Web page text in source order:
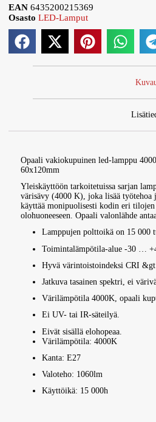
EAN6435200215369
Osasto LED-Lamput
Opaali vakiokupuinen led-lamppu
60x120mm
Yleiskäyttöön tarkoitetuissa sarjan
värisävy (4000 K), joka lisää
käyttää monipuolisesti kodin eri tilojen
olohuoneeseen. Opaali valonlähde
Lamppujen polttoikä on 15 000
Toimintalämpötila-alue -30 …
Hyvä värintoistoindeksi CRI &gt
Jatkuva tasainen spektri, ei
Värilämpötila 4000K, opaali
Ei UV- tai IR-säteilyä.
Eivät sisällä elohopeaa.
Värilämpötila: 4000K
Kanta: E27
Valoteho: 1060lm
Käyttöikä: 15 000h